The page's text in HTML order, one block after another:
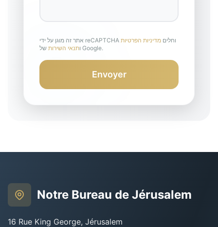
אתר זה מוגן על ידי reCAPTCHA וחלים מדיניות הפרטיות
ותנאי השירות של Google.
Envoyer
Notre Bureau de Jérusalem
16 Rue King George, Jérusalem